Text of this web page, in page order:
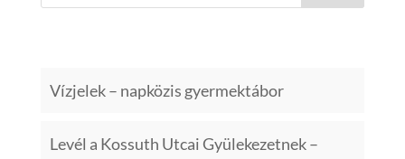
Vízjelek – napközis gyermektábor
Levél a Kossuth Utcai Gyülekezetnek –